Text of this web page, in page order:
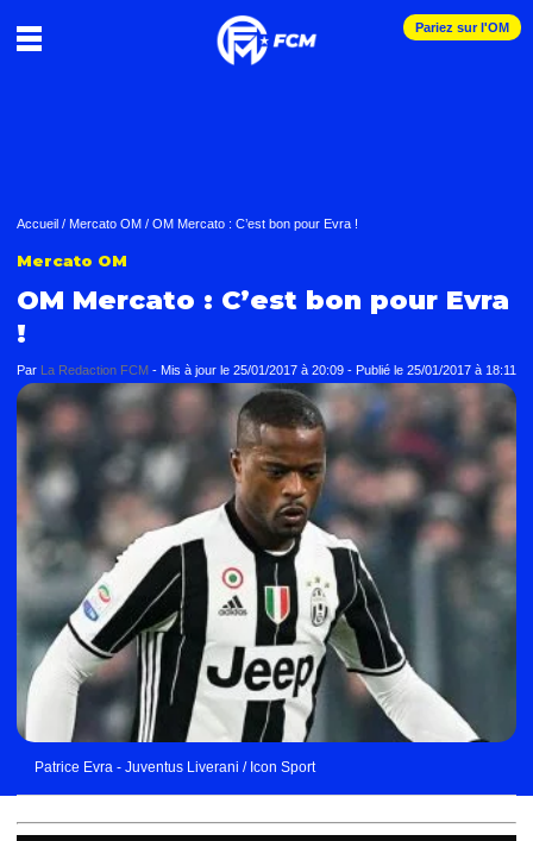
Pariez sur l'OM
Accueil / Mercato OM / OM Mercato : C’est bon pour Evra !
Mercato OM
OM Mercato : C’est bon pour Evra
!
Par La Redaction FCM - Mis à jour le 25/01/2017 à 20:09 - Publié le 25/01/2017 à 18:11
Patrice Evra - Juventus Liverani / Icon Sport